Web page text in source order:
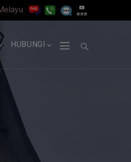
HUBUNGI